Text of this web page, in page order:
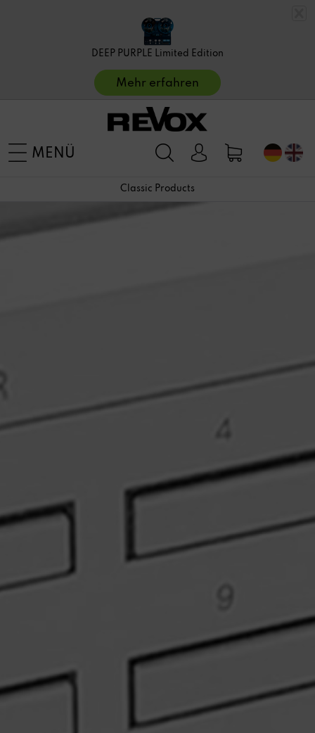
DEEP PURPLE Limited Edition
Mehr erfahren
MENÜ
Classic Products